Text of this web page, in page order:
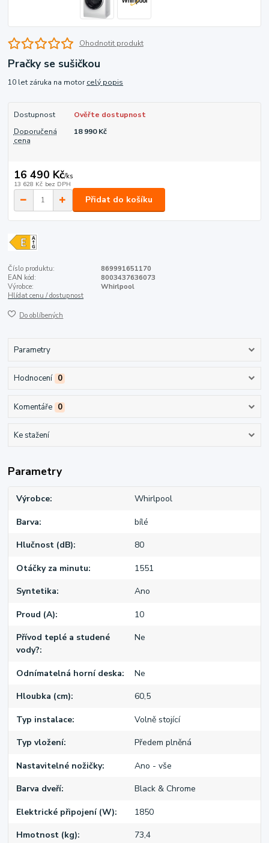
Ohodnotit produkt
Pračky se sušičkou
10 let záruka na motorcelý popis
Dostupnost
Ověřte dostupnost
Doporučená
cena
18 990 Kč
16 490 Kč/ks
13 628 Kč bez DPH
Přidat do košíku
Číslo produktu:
869991651170
EAN kód:
8003437636073
Výrobce:
Whirlpool
Hlídat cenu / dostupnost
Do oblíbených
Parametry
Hodnocení 0
Komentáře 0
Ke stažení
Parametry
Výrobce Whirlpool
Barva bílé
Hlučnost (dB) 80
Otáčky za minutu 1551
Syntetika Ano
Proud (A) 10
Přívod teplé a studené
vody?
Ne
Odnímatelná horní deska Ne
Hloubka (cm) 60,5
Typ instalace Volně stojící
Typ vložení Předem plněná
Nastavitelné nožičky Ano - vše
Barva dveří Black & Chrome
Elektrické připojení (W) 1850
Hmotnost (kg) 73,4